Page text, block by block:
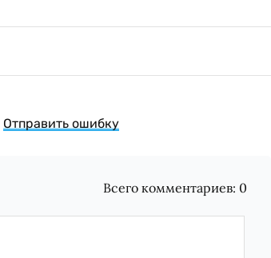
Отправить ошибку
Всего комментариев: 0